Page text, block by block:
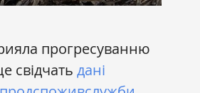
прогресуванню
свідчать дані